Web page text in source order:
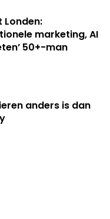
Londen:
marketing, AI
50+-man
anders is dan